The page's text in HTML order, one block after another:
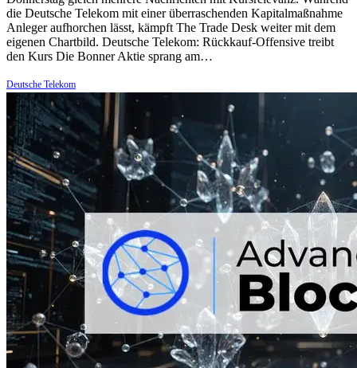
die Deutsche Telekom mit einer überraschenden Kapitalmaßnahme
Anleger aufhorchen lässt, kämpft The Trade Desk weiter mit dem
eigenen Chartbild. Deutsche Telekom: Rückkauf-Offensive treibt
den Kurs Die Bonner Aktie sprang am…
Deutsche Telekom